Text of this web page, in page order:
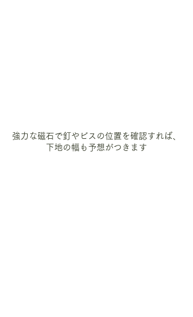
強力な磁石で釘やビスの位置を確認すれば、
下地の幅も予想がつきます